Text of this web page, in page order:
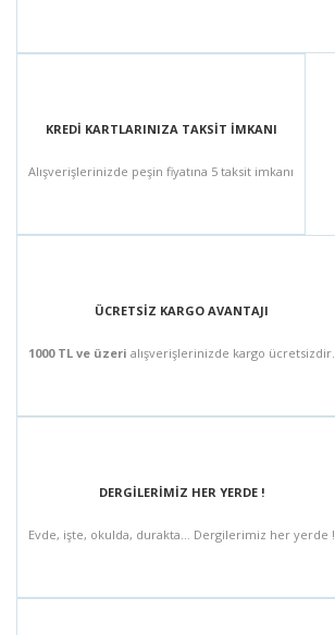
KREDİ KARTLARINIZA TAKSİT İMKANI
Alışverişlerinizde peşin fiyatına 5 taksit imkanı
ÜCRETSİZ KARGO AVANTAJI
1000 TL ve üzeri alışverişlerinizde kargo ücretsizdir.
DERGİLERİMİZ HER YERDE !
Evde, işte, okulda, durakta... Dergilerimiz her yerde !